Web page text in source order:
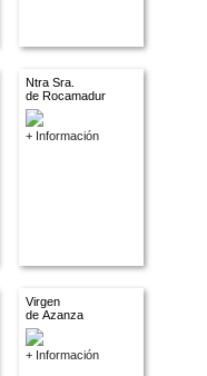
Ntra Sra.
de Rocamadur
+ Información
Virgen
de Azanza
+ Información